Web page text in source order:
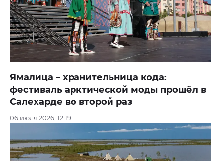
Ямалица – хранительница кода:
фестиваль арктической моды прошёл в
Салехарде во второй раз
06 июля 2026, 12:19